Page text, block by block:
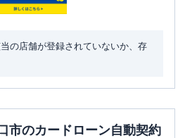
の店舗が登録されていないか、存
市のカードローン自動契約